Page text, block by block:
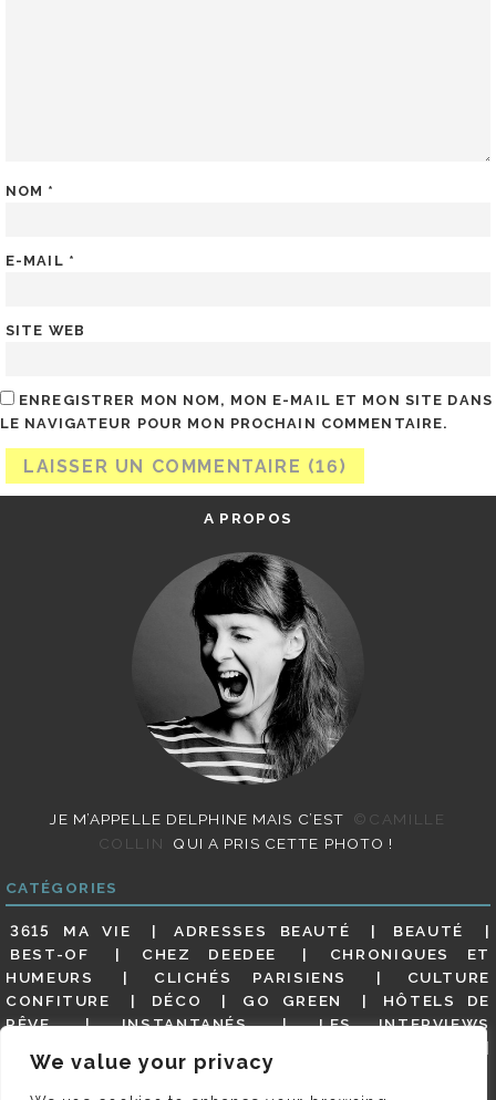
We value your privacy
NOM *
E-MAIL *
SITE WEB
ENREGISTRER MON NOM, MON E-MAIL ET MON SITE DANS
LE NAVIGATEUR POUR MON PROCHAIN COMMENTAIRE.
A PROPOS
JE M’APPELLE DELPHINE MAIS C’EST
©CAMILLE
COLLIN
QUI A PRIS CETTE PHOTO !
CATÉGORIES
3615 MA VIE ADRESSES BEAUTÉ
BEAUTÉ
BEST-OF
CHEZ DEEDEE
CHRONIQUES ET
HUMEURS
CLICHÉS PARISIENS
CULTURE
CONFITURE
DÉCO GO GREEN
HÔTELS DE
RÊVE
INSTANTANÉS
LES INTERVIEWS
MES ADRESSES
MODE
(BUT GOODIES)
PAR ICI LE MAGOT !